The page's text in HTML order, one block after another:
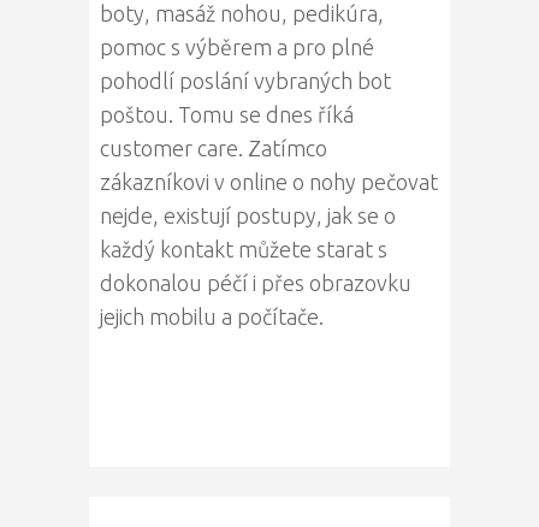
boty, masáž nohou, pedikúra,
pomoc s výběrem a pro plné
pohodlí poslání vybraných bot
poštou. Tomu se dnes říká
customer care. Zatímco
zákazníkovi v online o nohy pečovat
nejde, existují postupy, jak se o
každý kontakt můžete starat s
dokonalou péčí i přes obrazovku
jejich mobilu a počítače.